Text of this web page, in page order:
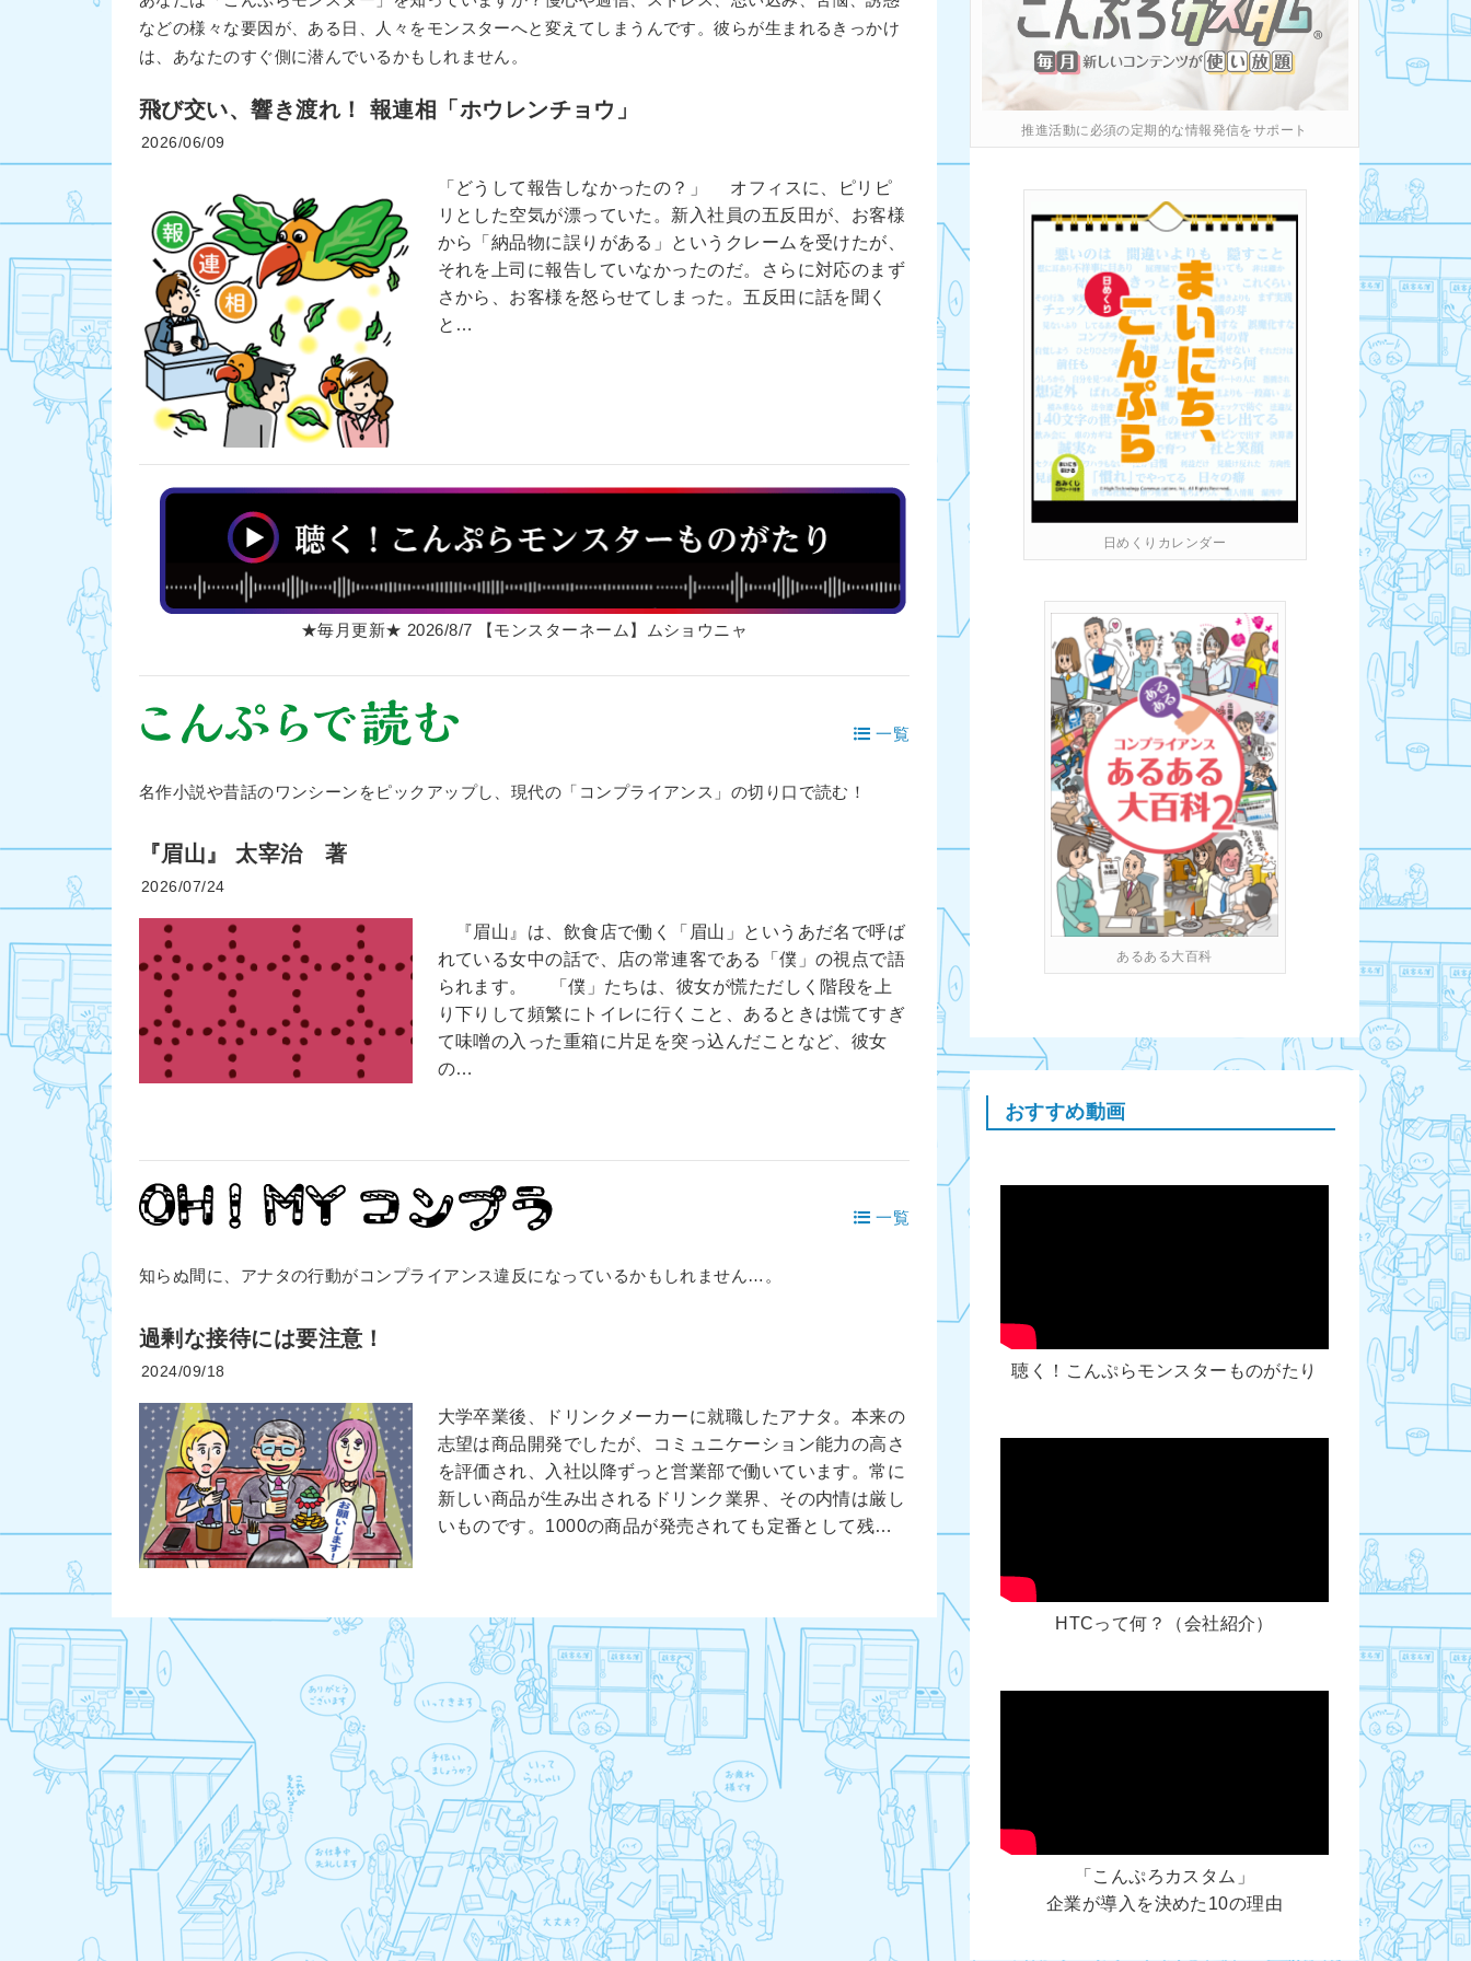
などの様々な要因が、ある日、人々をモンスターへと変えてしまうんです。彼らが生まれるきっかけ
は、あなたのすぐ側に潜んでいるかもしれません。
飛び交い、響き渡れ！ 報連相「ホウレンチョウ」
2026/06/09
「どうして報告しなかったの？」 オフィスに、ピリピ
リとした空気が漂っていた。新入社員の五反田が、お客様
から「納品物に誤りがある」というクレームを受けたが、
それを上司に報告していなかったのだ。さらに対応のまず
さから、お客様を怒らせてしまった。五反田に話を聞く
と…
★毎月更新★ 2026/8/7 【モンスターネーム】ムショウニャ
一覧
名作小説や昔話のワンシーンをピックアップし、現代の「コンプライアンス」の切り口で読む！
『眉山』 太宰治 著
2026/07/24
『眉山』は、飲食店で働く「眉山」というあだ名で呼ば
れている女中の話で、店の常連客である「僕」の視点で語
られます。 「僕」たちは、彼女が慌ただしく階段を上
り下りして頻繁にトイレに行くこと、あるときは慌てすぎ
て味噌の入った重箱に片足を突っ込んだことなど、彼女
の…
一覧
知らぬ間に、アナタの行動がコンプライアンス違反になっているかもしれません…。
過剰な接待には要注意！
2024/09/18
大学卒業後、ドリンクメーカーに就職したアナタ。本来の
志望は商品開発でしたが、コミュニケーション能力の高さ
を評価され、入社以降ずっと営業部で働いています。常に
新しい商品が生み出されるドリンク業界、その内情は厳し
いものです。1000の商品が発売されても定番として残…
推進活動に必須の定期的な情報発信をサポート
日めくりカレンダー
あるある大百科
おすすめ動画
聴く！こんぷらモンスターものがたり
HTCって何？（会社紹介）
「こんぷろカスタム」
企業が導入を決めた10の理由